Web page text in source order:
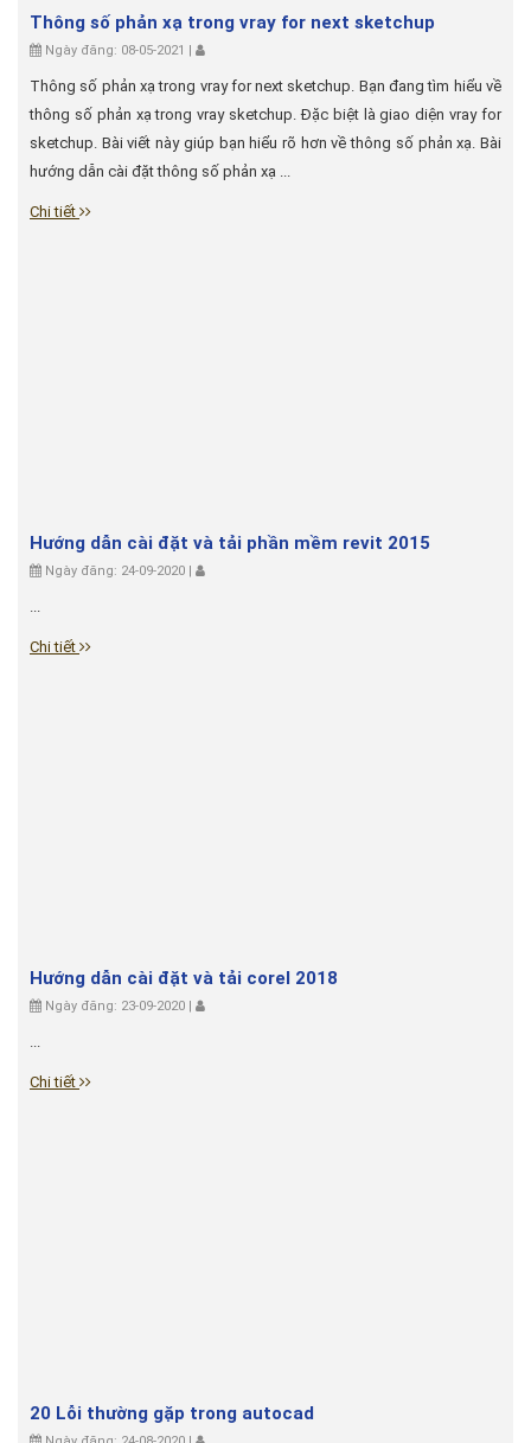
Thông số phản xạ trong vray for next sketchup
Ngày đăng: 08-05-2021 |
Thông số phản xạ trong vray for next sketchup. Bạn đang tìm hiểu về
thông số phản xạ trong vray sketchup. Đặc biệt là giao diện vray for
sketchup. Bài viết này giúp bạn hiểu rõ hơn về thông số phản xạ. Bài
hướng dẫn cài đặt thông số phản xạ ...
Chi tiết
Hướng dẫn cài đặt và tải phần mềm revit 2015
Ngày đăng: 24-09-2020 |
...
Chi tiết
Hướng dẫn cài đặt và tải corel 2018
Ngày đăng: 23-09-2020 |
...
Chi tiết
20 Lỗi thường gặp trong autocad